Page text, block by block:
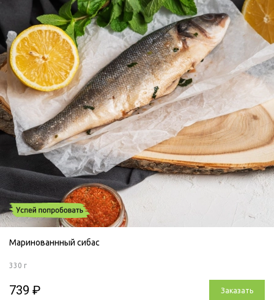
Маринованнный сибас
330 г
739 ₽ Заказать